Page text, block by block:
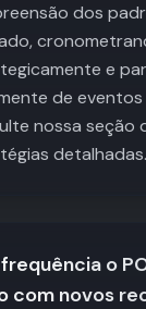
dos
e
de
nossa seção
detalhadas.
o
com novos